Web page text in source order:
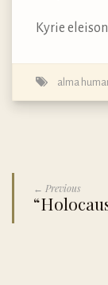
Kyrie
alma
← Previous